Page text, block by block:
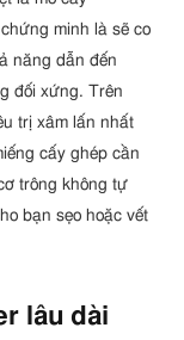
minh là sẽ co
năng dẫn đến
đối xứng. Trên
trị xâm lấn nhất
cấy ghép cần
trông không tự
bạn sẹo hoặc vết
lâu dài